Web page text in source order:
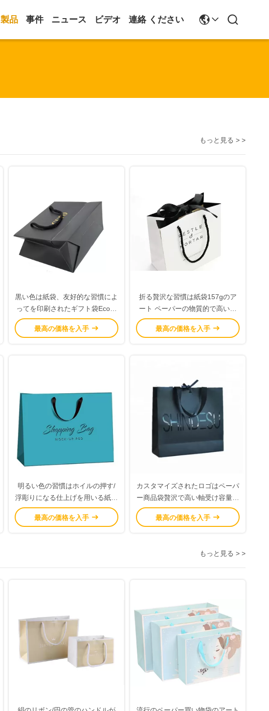
製品 事件 ニュース ビデオ 連絡 ください
もっと見る > >
黒い色は紙袋、友好的な習慣によ
ってを印刷されたギフト袋Eco個
人化しました
最高の価格を入手
折る贅沢な習慣は紙袋157gのア
ート ペーパーの物質的で高い靭
性を印刷しました
最高の価格を入手
明るい色の習慣はホイルの押す/
浮彫りになる仕上げを用いる紙袋
を印刷しました
最高の価格を入手
カスタマイズされたロゴはペーパ
ー商品袋贅沢で高い軸受け容量を
印刷しました
最高の価格を入手
もっと見る > >